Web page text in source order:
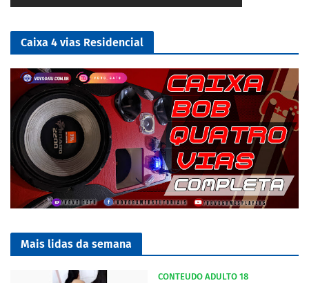
Caixa 4 vias Residencial
Mais lidas da semana
CONTEUDO ADULTO 18